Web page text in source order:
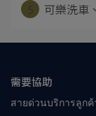
可樂洗車
需要協助
สายด่วนบริการลูกค้